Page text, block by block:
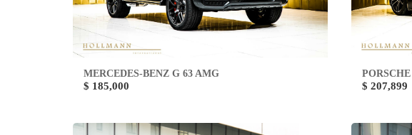
MERCEDES-BENZ G 63 AMG
$ 185,000 $ 207,899